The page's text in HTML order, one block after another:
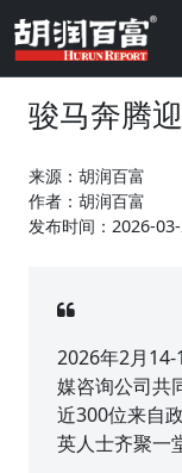
骏马奔腾
来源：胡润百富
作者：胡润百富
发布时间：2026-
2026年2月
媒咨询公司共
近300位来自
英人士齐聚一